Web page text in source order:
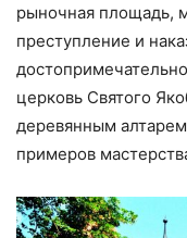
рыночная площадь,
преступление и
церковь Святого
деревянным
примеров